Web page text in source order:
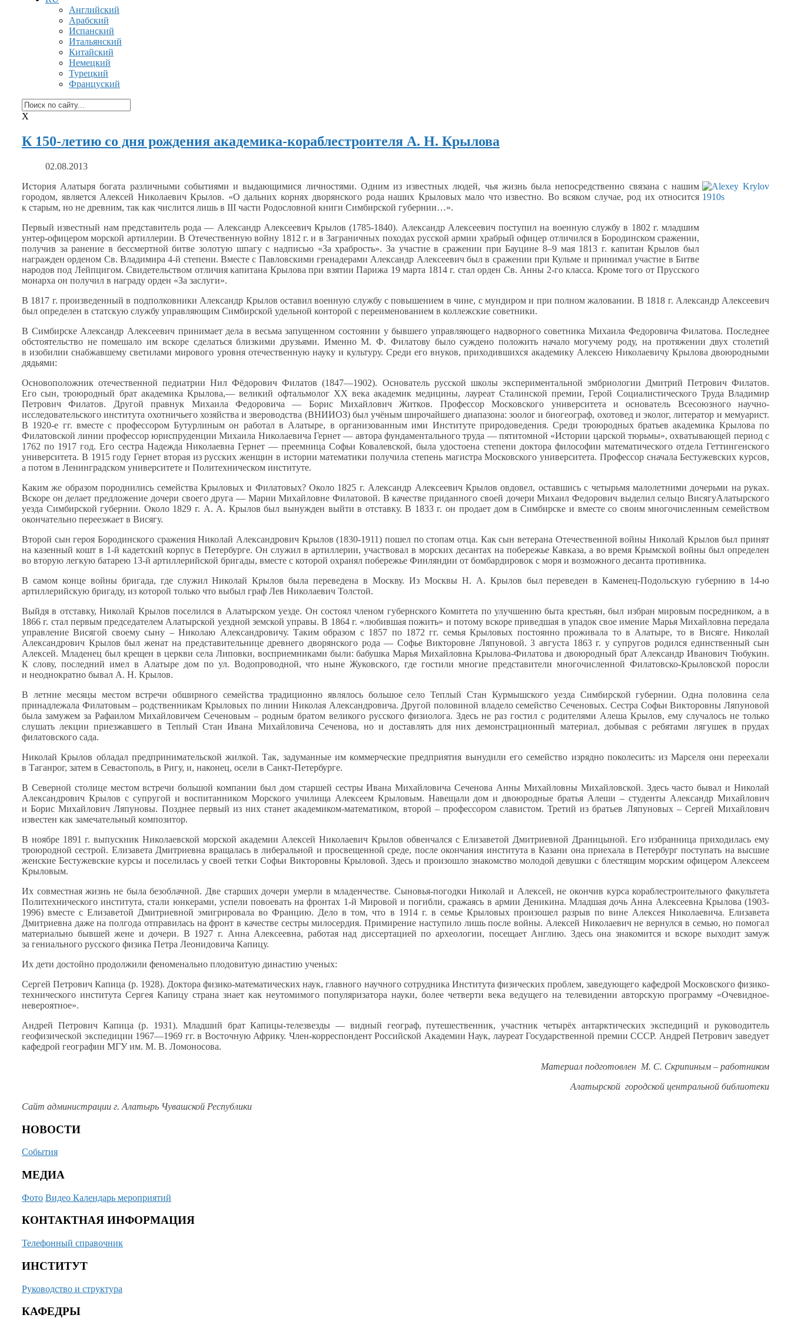
Английский
Арабский
Испанский
Итальянский
Китайский
Немецкий
Турецкий
Француский
X
К 150-летию со дня рождения академика-кораблестроителя А. Н. Крылова
02.08.2013
История Алатыря богата различными событиямии выдающимися личностями. Однимиз известных людей, чья жизнь была непосредственно связана с нашим
городом, является Алексей Николаевич Крылов. «О дальних корнях дворянского рода наших Крыловых мало что известно. Во всяком случае, род их относится
к старым, но не древним, так как числится лишь в III части Родословной книги Симбирской губернии…».
Первый известный нам представительрода — Александр Алексеевич Крылов (1785-1840). Александр Алексеевич поступилна военнуюслужбу в 1802 г. младшим
унтер-офицером морской артиллерии.В Отечественнуювойну 1812 г. и в Заграничных походах русской армии храбрый офицер отличилсяв Бородинскомсражении,
получив за ранение в бессмертной битве золотую шпагус надписью «За храбрость».За участие в сражении при Бауцине8–9 мая 1813 г. капитан Крылов был
награжден орденом Св. Владимира 4-й степени. Вместес Павловскими гренадерами Александр Алексеевич былв сражении при Кульме и принимал участие в Битве
народов под Лейпцигом. Свидетельством отличия капитана Крылова при взятии Парижа 19 марта 1814 г. стал орден Св. Анны 2-гокласса. Кроме того от Прусского
монарха он получил в награду орден «За заслуги».
В 1817 г. произведенныйв подполковники Александр Крылов оставил военную службус повышением в чине, с мундиром и при полном жаловании. В 1818 г. АлександрАлексеевич
был определен в статскую службу управляющим Симбирской удельной конторой с переименованием в коллежские советники.
В Симбирске Александр Алексеевич принимает дела в весьма запущенном состоянии у бывшего управляющего надворного советника Михаила Федоровича Филатова. Последнее
обстоятельство не помешало им вскоре сделаться близкими друзьями. Именно М. Ф. Филатовубыло суждено положить начало могучему роду, на протяжении двух столетий
в изобилии снабжавшему светилами мирового уровня отечественную науку и культуру. Среди его внуков, приходившихся академику Алексею Николаевичу Крылова двоюродными
дядьями:
Основоположник отечественной педиатрии Нил Фёдорович Филатов (1847—1902). Основатель русской школы экспериментальной эмбриологии Дмитрий Петрович Филатов.
Его сын, троюродный брат академикаКрылова,— великий офтальмолог XX века академик медицины, лауреат Сталинской премии, Герой Социалистического Труда Владимир
Петрович Филатов. Другой правнук Михаила Федоровича — Борис Михайлович Житков. Профессор Московского университета и основатель Всесоюзного научно-
исследовательского института охотничьего хозяйстваи звероводства (ВНИИОЗ) был учёным широчайшего диапазона: зоологи биогеограф, охотовед и эколог, литератор и мемуарист.
В 1920-е гг. вместес профессоромБутурлинымон работал в Алатыре, в организованным ими Институте природоведения. Среди троюродных братьев академика Крылова по
Филатовской линии профессор юриспруденции Михаила Николаевича Гернет — автора фундаментального труда — пятитомной «Истории царской тюрьмы», охватывающей период с
1762 по 1917 год. Его сестра Надежда Николаевна Гернет —преемница Софьи Ковалевской, была удостоена степени доктора философии математического отдела Геттингенского
университета. В 1915году Гернет вторая из русских женщин в истории математики получила степень магистра Московского университета. Профессор сначала Бестужевских курсов,
а потом в Ленинградском университете и Политехническом институте.
Каким же образом породнились семейства Крыловыхи Филатовых?Около 1825 г. Александр Алексеевич Крылов овдовел, оставшисьс четырьмямалолетними дочерьми на руках.
Вскоре он делает предложение дочери своего друга —Марии Михайловне Филатовой. В качестве приданного своей дочери Михаил Федорович выделил сельцо ВисягуАлатырского
уезда Симбирской губернии. Около 1829 г. А. А. Крылов был вынужден выйтив отставку. В 1833г.он продаетдом в Симбирске и вместе со своиммногочисленным семейством
окончательно переезжает в Висягу.
Второй сын героя Бородинского сражения Николай Александрович Крылов (1830-1911) пошел по стопам отца. Как сын ветерана Отечественной войны Николай Крылов был принят
на казенный кошт в 1-й кадетский корпусв Петербурге. Он служил в артиллерии, участвовалв морскихдесантах на побережьеКавказа, а во время Крымской войны был определен
во вторую легкую батарею 13-й артиллерийской бригады, вместе с которой охранял побережье Финляндии от бомбардировок с моря и возможного десанта противника.
В самом конце войны бригада, где служил Николай Крылов была переведенав Москву. Из Москвы Н. А. Крылов был переведенв Каменец-Подольскую губернию в 14-ю
артиллерийскую бригаду, из которой только что выбыл граф Лев Николаевич Толстой.
Выйдяв отставку, Николай Крылов поселилсяв Алатырскомуезде. Он состоял членом губернского Комитета по улучшению быта крестьян, был избран мировым посредником, а в
1866 г. стал первым председателем Алатырской уездной земской управы.В 1864г. «любившая пожить» и потомувскоре приведшая в упадоксвое имение Марья Михайловна передала
управление Висягой своему сыну – Николаю Александровичу. Таким образом с 1857 по 1872 гг. семья Крыловых постояннопроживала то в Алатыре, тов Висяге. Николай
Александрович Крылов был женатна представительницедревнего дворянского рода — Софье Викторовне Ляпуновой.3 августа 1863 г. у супругов родился единственный сын
Алексей. Младенец был крещен в церкви села Липовки, восприемниками были: бабушка Марья МихайловнаКрылова-Филатова и двоюродный брат Александр Иванович Тюбукин.
К слову, последний имел в Алатыредом по ул. Водопроводной, что ныне Жуковского, где гостили многие представители многочисленной Филатовско-Крыловской поросли
и неоднократно бывал А. Н. Крылов.
В летние месяцы местом встречи обширного семейства традиционно являлось большое село Теплый Стан Курмышского уезда Симбирской губернии.Одна половина села
принадлежала Филатовым – родственникам Крыловых по линии Николая Александровича. Другой половиной владело семейство Сеченовых. Сестра Софьи Викторовны Ляпуновой
была замужем за Рафаилом Михайловичем Сеченовым – родным братом великого русского физиолога. Здесь не раз гостил с родителями Алеша Крылов, ему случалось не только
слушать лекции приезжавшего в Теплый Стан Ивана Михайловича Сеченова, нои доставлятьдля них демонстрационный материал, добываяс ребятами лягушек в прудах
филатовского сада.
Николай Крылов обладал предпринимательской жилкой. Так, задуманные им коммерческие предприятия вынудили его семейство изрядно поколесить:из Марселя они переехали
в Таганрог, затем в Севастополь, в Ригу, и, наконец, осели в Санкт-Петербурге.
В Северной столице местом встречи большой компании был дом старшей сестры Ивана Михайловича Сеченова Анны Михайловны Михайловской. Здесь часто бывали Николай
Александрович Крылов с супругой и воспитанникомМорского училища Алексеем Крыловым. Навещали доми двоюродные братья Алеши – студенты Александр Михайлович
и Борис Михайлович Ляпуновы. Позднее первый из них станет академиком-математиком, второй – профессором славистом. Третийиз братьев Ляпуновых – Сергей Михайлович
известен как замечательный композитор.
В ноябре 1891 г. выпускник Николаевской морской академии Алексей Николаевич Крылов обвенчался с Елизаветой Дмитриевной Драницыной. Его избранница приходилась ему
троюродной сестрой. Елизавета Дмитриевна вращалась в либеральной и просвещенной среде, после окончания института в Казани она приехала в Петербургпоступать на высшие
женские Бестужевские курсы и поселилась у своей тетки Софьи Викторовны Крыловой. Здесь и произошлознакомство молодой девушкис блестящим морским офицером Алексеем
Крыловым.
Их совместная жизнь не была безоблачной. Две старшихдочери умерли в младенчестве. Сыновья-погодки Николайи Алексей, не окончив курса кораблестроительного факультета
Политехнического института, стали юнкерами, успели повоеватьна фронтах 1-й Мировой и погибли, сражаясь в армии Деникина. Младшая дочь Анна Алексеевна Крылова (1903-
1996) вместес Елизаветой Дмитриевной эмигрировалаво Францию. Дело в том, что в 1914 г. в семьеКрыловых произошел разрыв по вине Алексея Николаевича. Елизавета
Дмитриевна дажена полгода отправилась на фронт в качествесестры милосердия. Примирение наступило лишь после войны. Алексей Николаевичне вернулся в семью, но помогал
материально бывшей жене и дочери. В 1927 г. Анна Алексеевна, работая над диссертацией по археологии, посещает Англию. Здесь она знакомитсяи вскоревыходит замуж
за гениального русского физика Петра Леонидовича Капицу.
Их дети достойно продолжили феноменально плодовитую династию ученых:
Сергей Петрович Капица (р. 1928). Доктора физико-математических наук, главного научного сотрудника Института физических проблем, заведующего кафедрой Московского физико-
технического института Сергея Капицу страна знает как неутомимого популяризатора науки, более четверти века ведущего на телевидении авторскую программу «Очевидное-
невероятное».
Андрей Петрович Капица (р. 1931). Младший брат Капицы-телезвезды — видный географ, путешественник, участник четырёх антарктических экспедицийи руководитель
геофизической экспедиции 1967—1969 гг.в ВосточнуюАфрику. Член-корреспондент Российской Академии Наук, лауреат Государственной премии СССР. Андрей Петрович заведует
кафедрой географии МГУим. М. В. Ломоносова.
Материал подготовлен М. С. Скрипиным – работником
Алатырской городской центральной библиотеки
Сайт администрации г. Алатырь Чувашской Республики
НОВОСТИ
События
МЕДИА
Фото Видео Календарь мероприятий
КОНТАКТНАЯ ИНФОРМАЦИЯ
Телефонный справочник
ИНСТИТУТ
Руководство и структура
КАФЕДРЫ